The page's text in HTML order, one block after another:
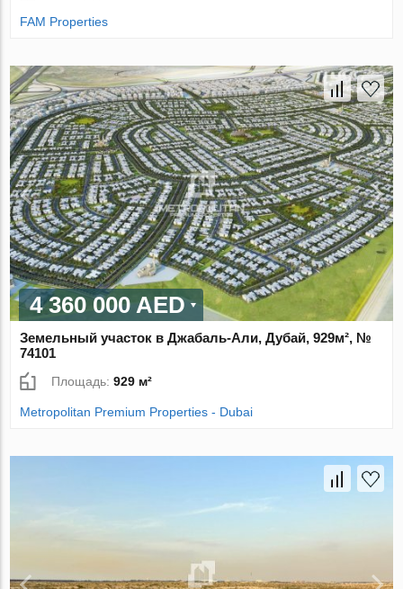
FAM Properties
4 360 000 AED
Земельный участок в Джабаль-Али, Дубай, 929м², №
74101
Площадь:929 м²
Metropolitan Premium Properties - Dubai